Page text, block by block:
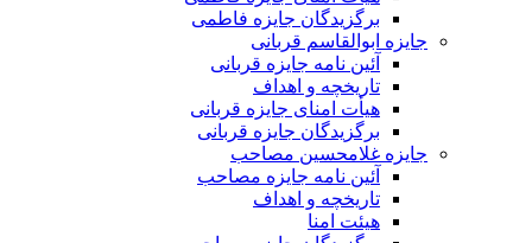
برگزیدگان جایزه فاطمی
جایزه ابوالقاسم قربانی
آئین نامه جایزه قربانی
تاریخچه و اهداف
هیأت امنای جایزه قربانی
برگزیدگان جایزه قربانی
جایزه غلامحسین مصاحب
آئین نامه جایزه مصاحب
تاریخچه و اهداف
هیئت امنا